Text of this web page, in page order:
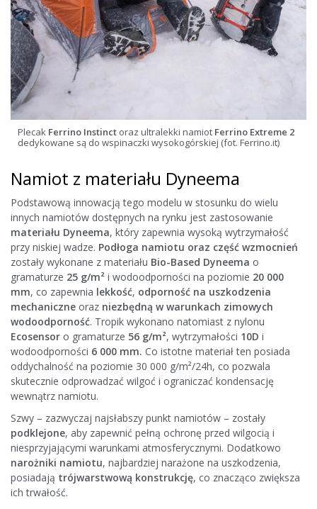
Plecak Ferrino Instinct oraz ultralekki namiot Ferrino Extreme 2
dedykowane są do wspinaczki wysokogórskiej (fot. Ferrino.it)
Namiot z materiału Dyneema
Podstawową innowacją tego modelu w stosunku do wielu
innych namiotów dostępnych na rynku jest zastosowanie
materiału Dyneema, który zapewnia wysoką wytrzymałość
przy niskiej wadze. Podłoga namiotu oraz część wzmocnień
zostały wykonane z materiału Bio-Based Dyneema o
gramaturze 25 g/m² i wodoodporności na poziomie 20 000
mm, co zapewnia lekkość, odporność na uszkodzenia
mechaniczne oraz niezbędną w warunkach zimowych
wodoodporność. Tropik wykonano natomiast z nylonu
Ecosensor o gramaturze 56 g/m², wytrzymałości 10D i
wodoodporności 6 000 mm. Co istotne materiał ten posiada
oddychalność na poziomie 30 000 g/m²/24h, co pozwala
skutecznie odprowadzać wilgoć i ograniczać kondensację
wewnątrz namiotu.
Szwy – zazwyczaj najsłabszy punkt namiotów – zostały
podklejone, aby zapewnić pełną ochronę przed wilgocią i
niesprzyjającymi warunkami atmosferycznymi. Dodatkowo
narożniki namiotu, najbardziej narażone na uszkodzenia,
posiadają trójwarstwową konstrukcję, co znacząco zwiększa
ich trwałość.